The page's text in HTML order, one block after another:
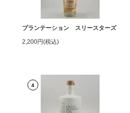
プランテーション スリースターズ
2,200円(税込)
4